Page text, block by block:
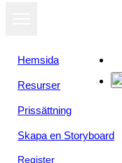
Hemsida
Resurser
Prissättning
Skapa en Storyboard
Register